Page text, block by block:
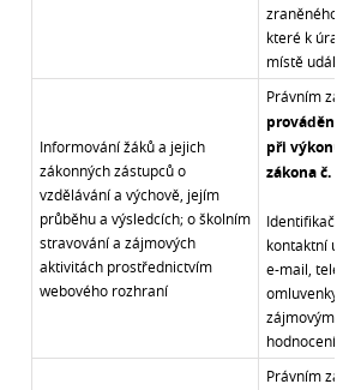
zraněného;
které k úrazu
místě
Informování žáků a jejich
zákonných zástupců o
vzdělávání a výchově, jejím
průběhu a výsledcích; o školním
stravování a zájmových
aktivitách prostřednictvím
webového rozhraní
Právním
při výkonu
zákona č.
Identifikační
kontaktní
e-mail,
omluvenky,
zájmovým
hodnocení.
Právním